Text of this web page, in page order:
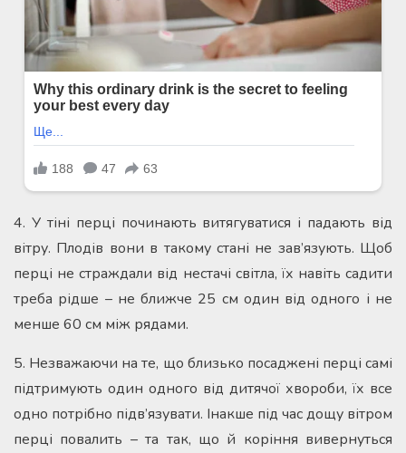
4. У тіні перці починають витягуватися і падають від
вітру. Плодів вони в такому стані не зав’язують. Щоб
перці не страждали від нестачі світла, їх навіть садити
треба рідше – не ближче 25 см один від одного і не
менше 60 см між рядами.
5. Незважаючи на те, що близько посаджені перці самі
підтримують один одного від дитячої хвороби, їх все
одно потрібно підв’язувати. Інакше під час дощу вітром
перці повалить – та так, що й коріння вивернуться